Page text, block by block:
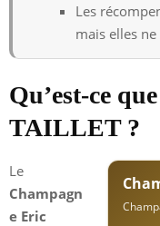
Les
mais elles
Qu’est-ce
TAILLET ?
Le
Champagn
e Eric